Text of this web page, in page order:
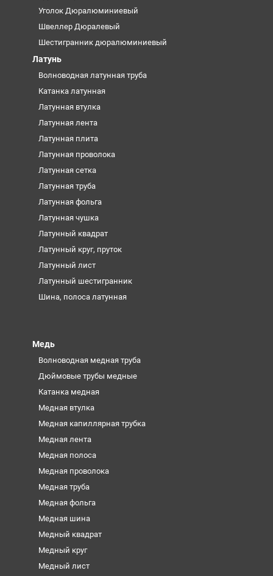
Уголок Дюралюминиевый
Швеллер Дюралевый
Шестигранник дюралюминиевый
Латунь
Волноводная латунная труба
Катанка латунная
Латунная втулка
Латунная лента
Латунная плита
Латунная проволока
Латунная сетка
Латунная труба
Латунная фольга
Латунная чушка
Латунный квадрат
Латунный круг, пруток
Латунный лист
Латунный шестигранник
Шина, полоса латунная
Медь
Волноводная медная труба
Дюймовые трубы медные
Катанка медная
Медная втулка
Медная капиллярная трубка
Медная лента
Медная полоса
Медная проволока
Медная труба
Медная фольга
Медная шина
Медный квадрат
Медный круг
Медный лист